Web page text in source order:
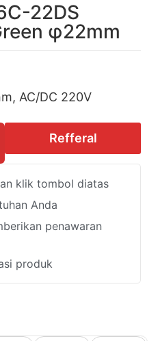
22DS
φ22mm
AC/DC 220V
Refferal
klik tombol diatas
Anda
penawaran
produk